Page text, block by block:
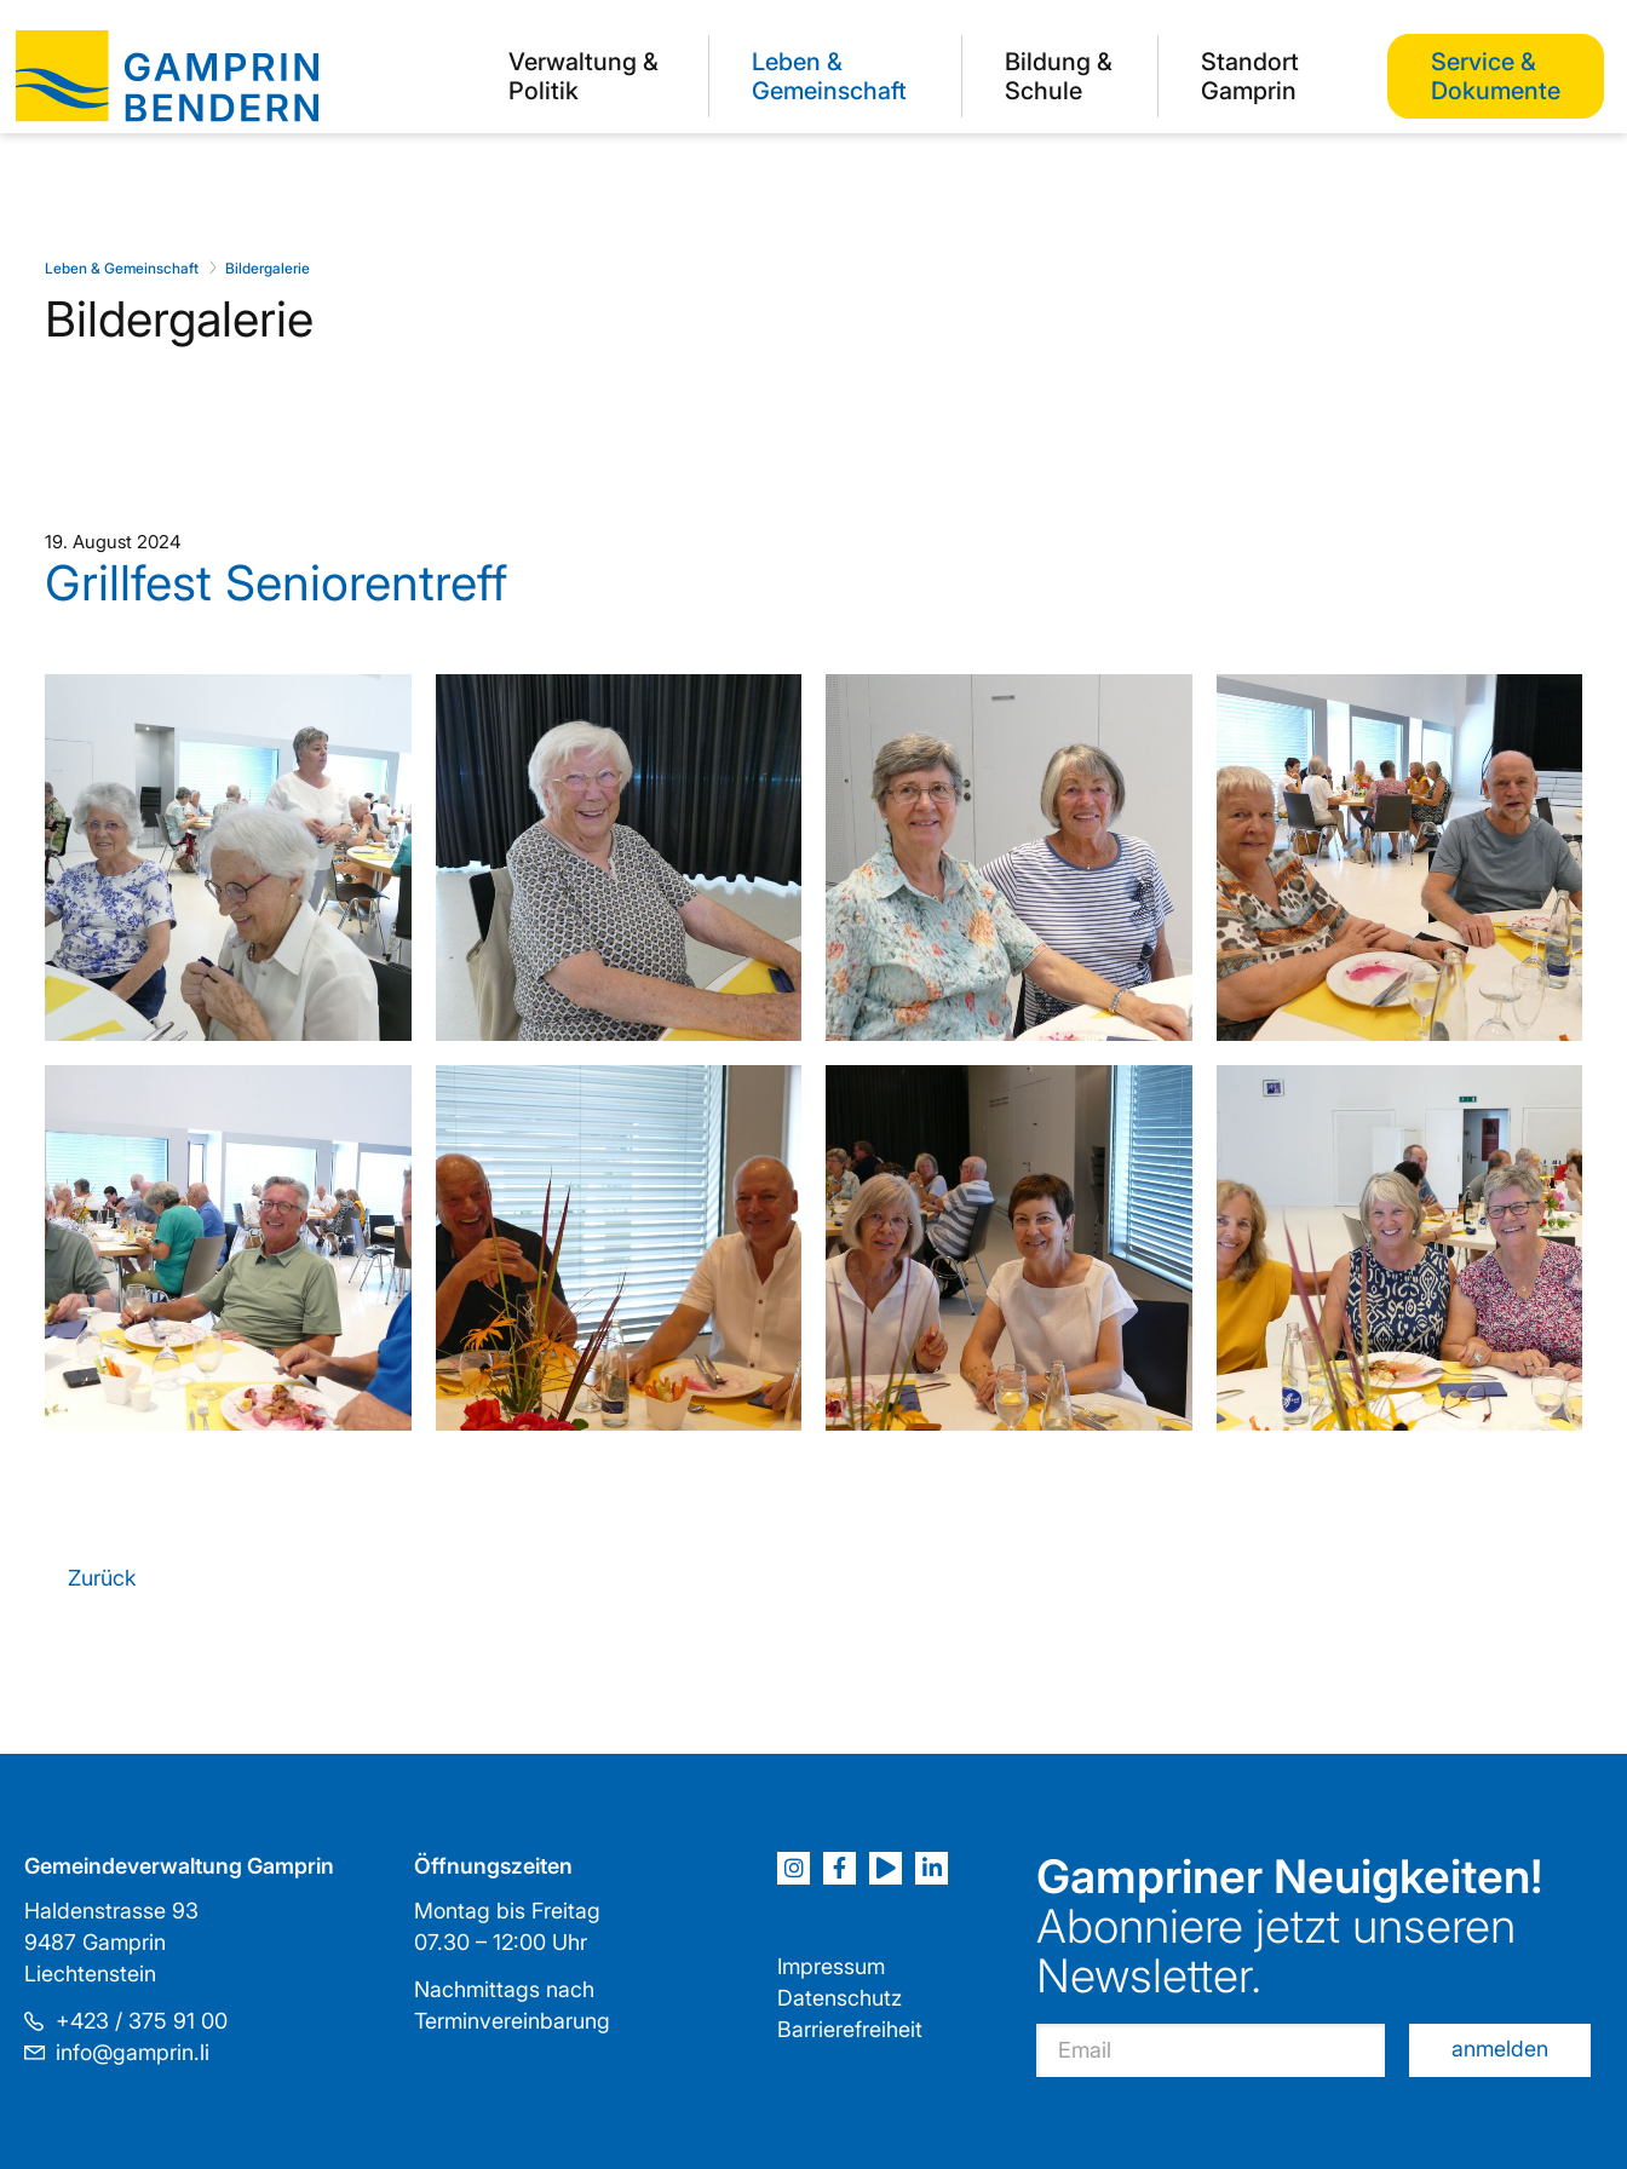
Verwaltung &
Politik
Leben &
Gemeinschaft
Bildung &
Schule
Standort
Gamprin
Service &
Dokumente
Leben & Gemeinschaft Bildergalerie
Bildergalerie
19. August 2024
Grillfest Seniorentreff
Zurück
Gemeindeverwaltung Gamprin
Haldenstrasse 93
9487 Gamprin
Liechtenstein
+423 / 375 91 00
info@gamprin.li
Öffnungszeiten
Montag bis Freitag
07.30 – 12:00 Uhr
Nachmittags nach
Terminvereinbarung
Impressum
Datenschutz
Barrierefreiheit
Gampriner Neuigkeiten!
Abonniere jetzt unseren
Newsletter.
Email anmelden